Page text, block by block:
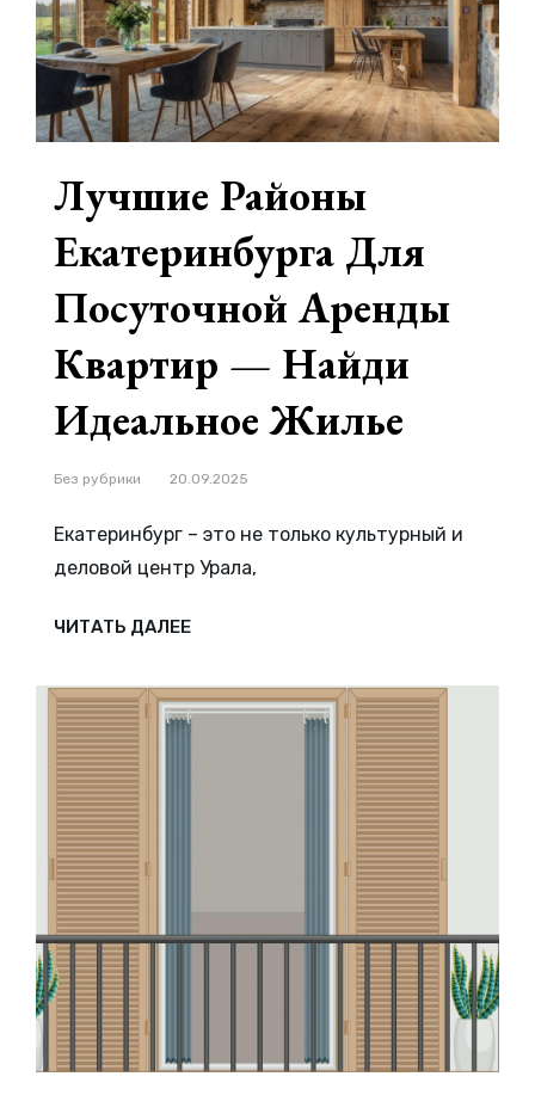
Лучшие Районы
Екатеринбурга Для
Посуточной Аренды
Квартир — Найди
Идеальное Жилье
Рубрики
Без рубрики 20.09.2025
Екатеринбург – это не только культурный и
деловой центр Урала,
ЧИТАТЬ ДАЛЕЕЛУЧШИЕ
РАЙОНЫ
—
НАЙДИ
ИДЕАЛЬНОЕ
ЖИЛЬЕ